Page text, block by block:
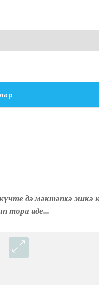
дә мәктәпкә эшкә
тора иде...